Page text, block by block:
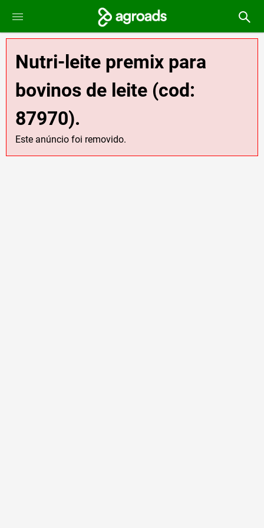
Nutri-leite premix para
bovinos de leite (cod:
87970).
Este anúncio foi removido.